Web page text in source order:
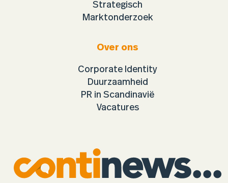
Strategisch
Marktonderzoek
Over ons
Corporate Identity
Duurzaamheid
PR in Scandinavië
Vacatures